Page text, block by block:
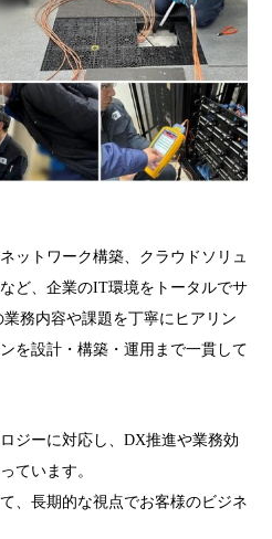
ットワーク構築、クラウドソリュ
ど、企業のIT環境をトータルでサ
務内容や課題を丁寧にヒアリン
を設計・構築・運用まで一貫して
ジーに対応し、DX推進や業務効
ています。
、長期的な視点でお客様のビジネ